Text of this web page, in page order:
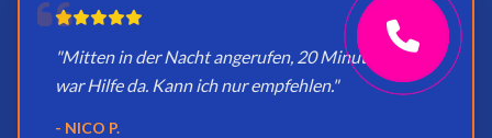
"Mitten in der Nacht angerufen, 20 Minuten später
war Hilfe da. Kann ich nur empfehlen."
- NICO P.